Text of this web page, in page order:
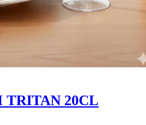
TRITAN 20CL